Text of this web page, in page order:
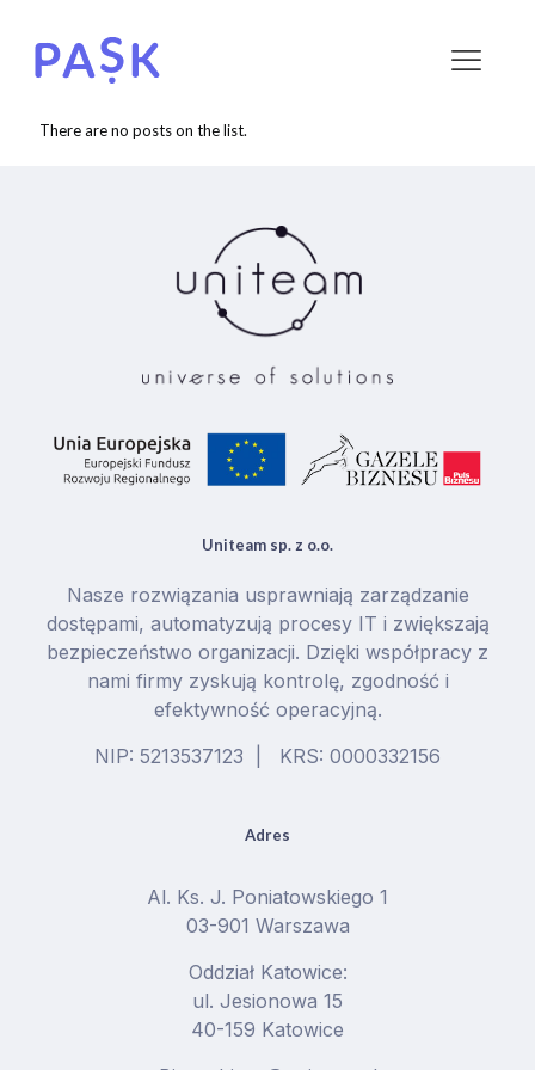
There are no posts on the list.
Uniteam sp. z o.o.
Nasze rozwiązania usprawniają zarządzanie
dostępami, automatyzują procesy IT i zwiększają
bezpieczeństwo organizacji. Dzięki współpracy z
nami firmy zyskują kontrolę, zgodność i
efektywność operacyjną.
NIP: 5213537123 | KRS: 0000332156
Adres
Al. Ks. J. Poniatowskiego 1
03-901 Warszawa
Oddział Katowice:
ul. Jesionowa 15
40-159 Katowice